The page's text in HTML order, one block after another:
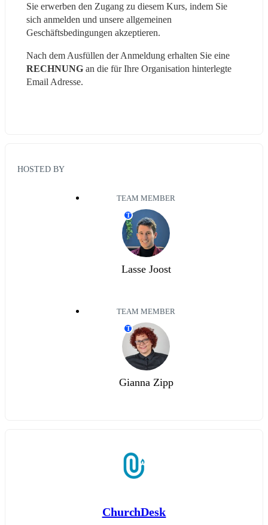
Sie erwerben den Zugang zu diesem Kurs, indem Sie
sich anmelden und unsere allgemeinen
Geschäftsbedingungen akzeptieren.
RECHNUNG an die für Ihre Organisation hinterlegte
Email Adresse.
HOSTED BY
TEAM MEMBER
T
Lasse Joost
TEAM MEMBER
T
Gianna Zipp
ChurchDesk